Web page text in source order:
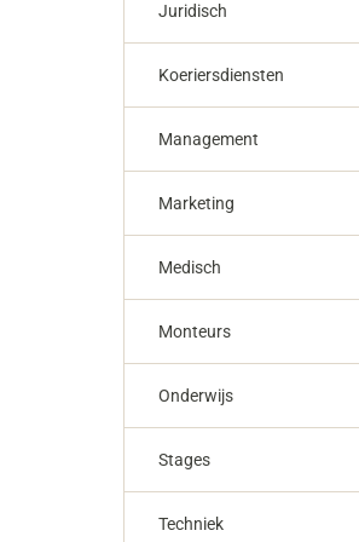
Juridisch
Koeriersdiensten
Management
Marketing
Medisch
Monteurs
Onderwijs
Stages
Techniek